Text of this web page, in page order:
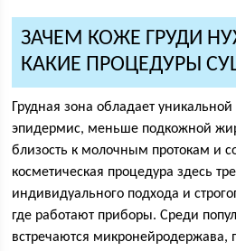
ЗАЧЕМ КОЖЕ ГРУДИ
КАКИЕ ПРОЦЕДУРЫ
Грудная зона обладает
эпидермис, меньше подкожной
близость к молочным протокам и
косметическая процедура здесь
индивидуального подхода и
где работают приборы. Среди
встречаются микронейродержава,